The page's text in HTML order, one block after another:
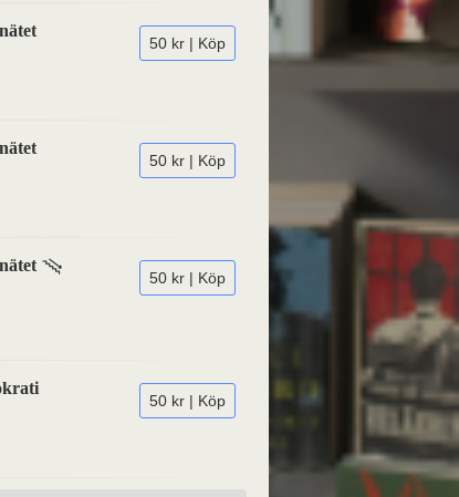
50 kr | Köp
50 kr | Köp
50 kr | Köp
50 kr | Köp